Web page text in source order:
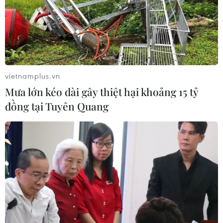
nhắn).
Lãnh đạo Hội Chữ thập đỏ Việt Nam và các đại biểu nhắn tin
ủng hộ Vì đồng bào vùng lũ. (Ảnh: Thanh Tùng/TTXVN)
Ngày 26/10, Trung ương Hội Chữ thập đỏ Việt
Nam tổ chức lễ tiếp nhận ủng hộ đồng bào miền
vietnamplus.vn
Mưa lớn kéo dài gây thiệt hại khoảng 15 tỷ
đồng tại Tuyên Quang